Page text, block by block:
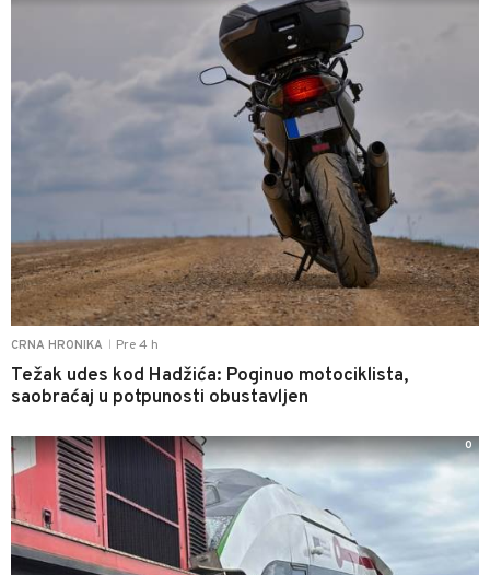
CRNA HRONIKA Pre 4 h
Težak udes kod Hadžića: Poginuo motociklista,
saobraćaj u potpunosti obustavljen
0